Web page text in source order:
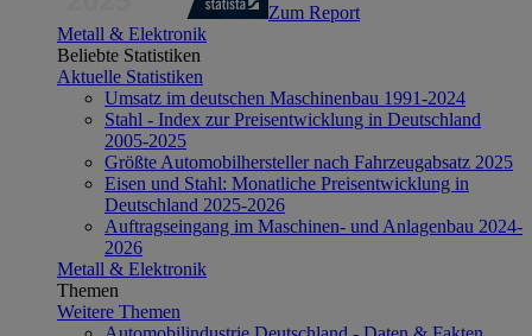
Zum Report
Metall & Elektronik
Beliebte Statistiken
Aktuelle Statistiken
Umsatz im deutschen Maschinenbau 1991-2024
Stahl - Index zur Preisentwicklung in Deutschland
2005-2025
Größte Automobilhersteller nach Fahrzeugabsatz 2025
Eisen und Stahl: Monatliche Preisentwicklung in
Deutschland 2025-2026
Auftragseingang im Maschinen- und Anlagenbau 2024-
2026
Metall & Elektronik
Themen
Weitere Themen